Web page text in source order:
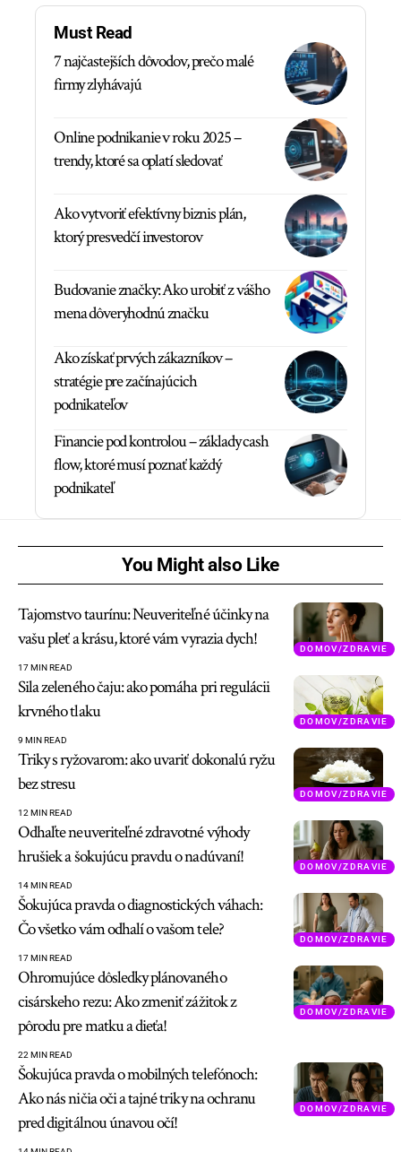
Must Read
7 najčastejších dôvodov, prečo malé
firmy zlyhávajú
Online podnikanie v roku 2025 –
trendy, ktoré sa oplatí sledovať
Ako vytvoriť efektívny biznis plán,
ktorý presvedčí investorov
Budovanie značky: Ako urobiť z vášho
mena dôveryhodnú značku
Ako získať prvých zákazníkov –
stratégie pre začínajúcich
podnikateľov
Financie pod kontrolou – základy cash
flow, ktoré musí poznať každý
podnikateľ
You Might also Like
DOMOV/ZDRAVIE
Tajomstvo taurínu: Neuveriteľné účinky na
vašu pleť a krásu, ktoré vám vyrazia dych!
17 MIN READ
DOMOV/ZDRAVIE
Sila zeleného čaju: ako pomáha pri regulácii
krvného tlaku
9 MIN READ
DOMOV/ZDRAVIE
Triky s ryžovarom: ako uvariť dokonalú ryžu
bez stresu
12 MIN READ
DOMOV/ZDRAVIE
Odhaľte neuveriteľné zdravotné výhody
hrušiek a šokujúcu pravdu o nadúvaní!
14 MIN READ
DOMOV/ZDRAVIE
Šokujúca pravda o diagnostických váhach:
Čo všetko vám odhalí o vašom tele?
17 MIN READ
DOMOV/ZDRAVIE
Ohromujúce dôsledky plánovaného
cisárskeho rezu: Ako zmeniť zážitok z
pôrodu pre matku a dieťa!
22 MIN READ
DOMOV/ZDRAVIE
Šokujúca pravda o mobilných telefónoch:
Ako nás ničia oči a tajné triky na ochranu
pred digitálnou únavou očí!